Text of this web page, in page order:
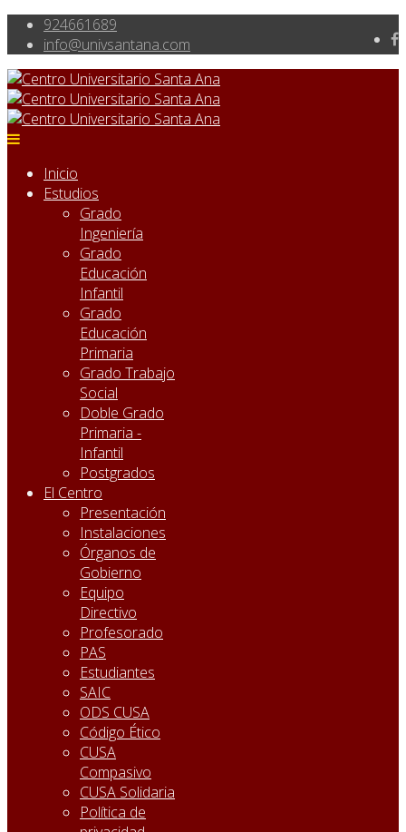
924661689
info@univsantana.com
Inicio
Estudios
Grado
Ingeniería
Grado
Educación
Infantil
Grado
Educación
Primaria
Grado Trabajo
Social
Doble Grado
Primaria -
Infantil
Postgrados
El Centro
Presentación
Instalaciones
Órganos de
Gobierno
Equipo
Directivo
Profesorado
PAS
Estudiantes
SAIC
ODS CUSA
Código Ético
CUSA
Compasivo
CUSA Solidaria
Política de